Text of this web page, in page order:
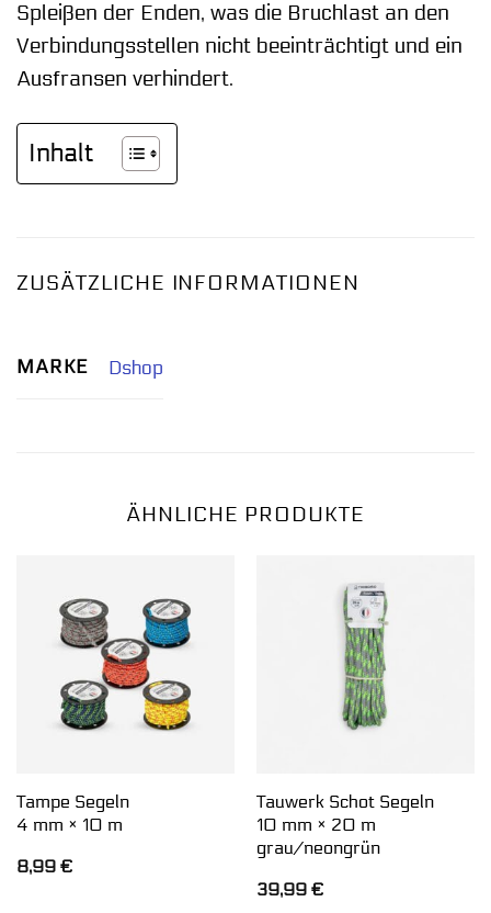
Spleißen der Enden, was die Bruchlast an den
Verbindungsstellen nicht beeinträchtigt und ein
Ausfransen verhindert.
Inhalt
ZUSÄTZLICHE INFORMATIONEN
MARKE Dshop
ÄHNLICHE PRODUKTE
Tampe Segeln
4 mm × 10 m
8,99 €
Tauwerk Schot Segeln
10 mm × 20 m
grau/neongrün
39,99 €